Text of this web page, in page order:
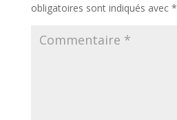
obligatoires sont indiqués avec *